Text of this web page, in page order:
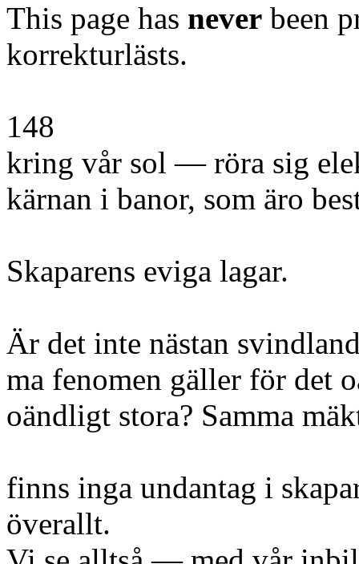
This page has never been
korrekturlästs.
148
kring vår sol — röra sig
kärnan i banor, som äro
Skaparens eviga lagar.
Är det inte nästan
ma fenomen gäller för det
oändligt stora? Samma
finns inga undantag i
överallt.